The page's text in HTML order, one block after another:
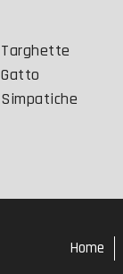
Targhette
Gatto
Simpatiche
Home